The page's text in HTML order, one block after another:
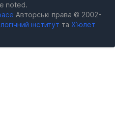
noted.
Авторські права © 2002-
інститут та Х’юлет